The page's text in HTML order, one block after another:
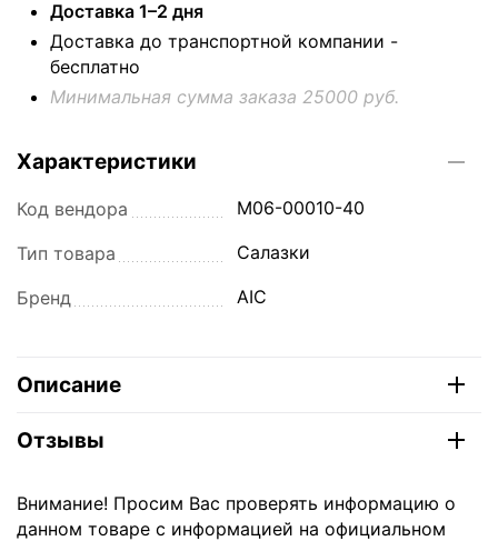
Доставка 1–2 дня
Доставка до транспортной компании -
бесплатно
Минимальная сумма заказа 25000 руб.
Характеристики
Код вендора M06-00010-40
Тип товара Салазки
Бренд AIC
Описание
Отзывы
Внимание! Просим Вас проверять информацию о
данном товаре с информацией на официальном